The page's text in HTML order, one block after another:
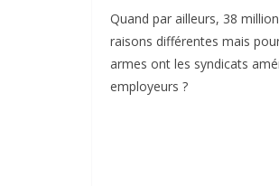
Quand par ailleurs, 38
raisons différentes mais
armes ont les syndicats
employeurs ?